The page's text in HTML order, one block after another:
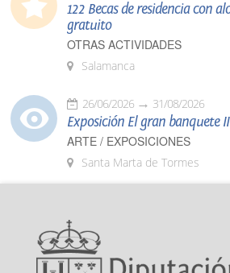
122 Becas de residencia con
gratuito
OTRAS ACTIVIDADES
Salamanca
26/06/2026 31/08/2026
Exposición El gran banquete II
ARTE / EXPOSICIONES
Santa Marta de Tormes